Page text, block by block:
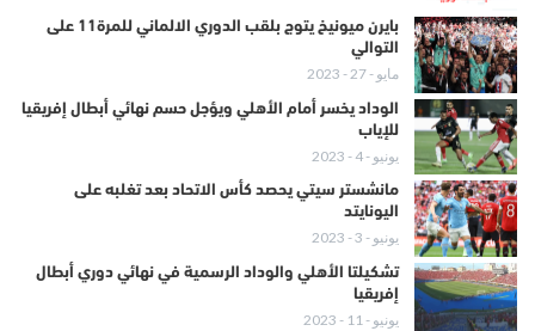
بايرن ميونيخ يتوج بلقب الدوري الالماني للمرة11 على
التوالي
مايو - 27 - 2023
الوداد يخسر أمام الأهلي ويؤجل حسم نهائي أبطال إفريقيا
للإياب
يونيو - 4 - 2023
مانشستر سيتي يحصد كأس الاتحاد بعد تغلبه على
اليونايتد
يونيو - 3 - 2023
تشكيلتا الأهلي والوداد الرسمية في نهائي دوري أبطال
إفريقيا
يونيو - 11 - 2023